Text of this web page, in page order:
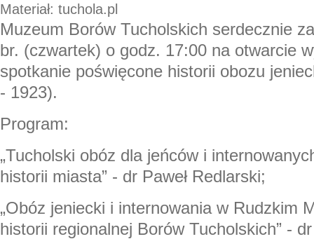
Materiał: tuchola.pl
Muzeum Borów Tucholskich serdecznie
br. (czwartek) o godz. 17:00 na otwarcie
spotkanie poświęcone historii obozu
- 1923).
Program:
„Tucholski obóz dla jeńców i
historii miasta” - dr Paweł Redlarski;
„Obóz jeniecki i internowania w Rudzkim
historii regionalnej Borów Tucholskich” -